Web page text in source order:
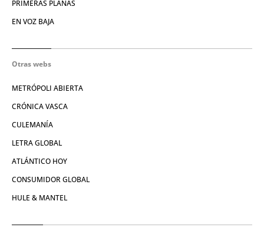
PRIMERAS PLANAS
EN VOZ BAJA
Otras webs
METRÓPOLI ABIERTA
CRÓNICA VASCA
CULEMANÍA
LETRA GLOBAL
ATLÁNTICO HOY
CONSUMIDOR GLOBAL
HULE & MANTEL